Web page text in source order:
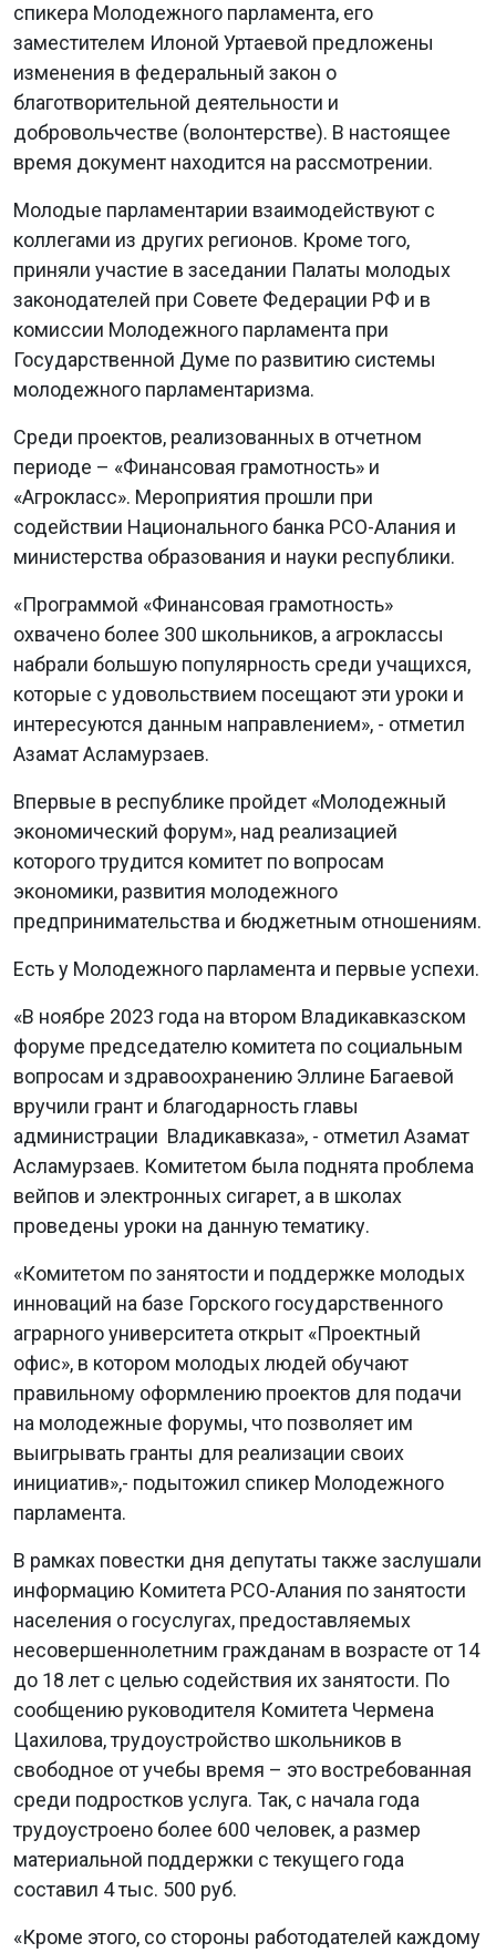
спикера Молодежного парламента, его
заместителем Илоной Уртаевой предложены
изменения в федеральный закон о
благотворительной деятельности и
добровольчестве (волонтерстве). В настоящее
время документ находится на рассмотрении.
Молодые парламентарии взаимодействуют с
коллегами из других регионов. Кроме того,
приняли участие в заседании Палаты молодых
законодателей при Совете Федерации РФ и в
комиссии Молодежного парламента при
Государственной Думе по развитию системы
молодежного парламентаризма.
Среди проектов, реализованных в отчетном
периоде – «Финансовая грамотность» и
«Агрокласс». Мероприятия прошли при
содействии Национального банка РСО-Алания и
министерства образования и науки республики.
«Программой «Финансовая грамотность»
охвачено более 300 школьников, а агроклассы
набрали большую популярность среди учащихся,
которые с удовольствием посещают эти уроки и
интересуются данным направлением», - отметил
Азамат Асламурзаев.
Впервые в республике пройдет «Молодежный
экономический форум», над реализацией
которого трудится комитет по вопросам
экономики, развития молодежного
предпринимательства и бюджетным отношениям.
Есть у Молодежного парламента и первые успехи.
«В ноябре 2023 года на втором Владикавказском
форуме председателю комитета по социальным
вопросам и здравоохранению Эллине Багаевой
вручили грант и благодарность главы
администрации Владикавказа», - отметил Азамат
Асламурзаев. Комитетом была поднята проблема
вейпов и электронных сигарет, а в школах
проведены уроки на данную тематику.
«Комитетом по занятости и поддержке молодых
инноваций на базе Горского государственного
аграрного университета открыт «Проектный
офис», в котором молодых людей обучают
правильному оформлению проектов для подачи
на молодежные форумы, что позволяет им
выигрывать гранты для реализации своих
инициатив»,- подытожил спикер Молодежного
парламента.
В рамках повестки дня депутаты также заслушали
информацию Комитета РСО-Алания по занятости
населения о госуслугах, предоставляемых
несовершеннолетним гражданам в возрасте от 14
до 18 лет с целью содействия их занятости. По
сообщению руководителя Комитета Чермена
Цахилова, трудоустройство школьников в
свободное от учебы время – это востребованная
среди подростков услуга. Так, с начала года
трудоустроено более 600 человек, а размер
материальной поддержки с текущего года
составил 4 тыс. 500 руб.
«Кроме этого, со стороны работодателей каждому